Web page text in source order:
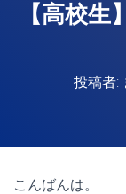
【高校
投稿者:
こんばんは。